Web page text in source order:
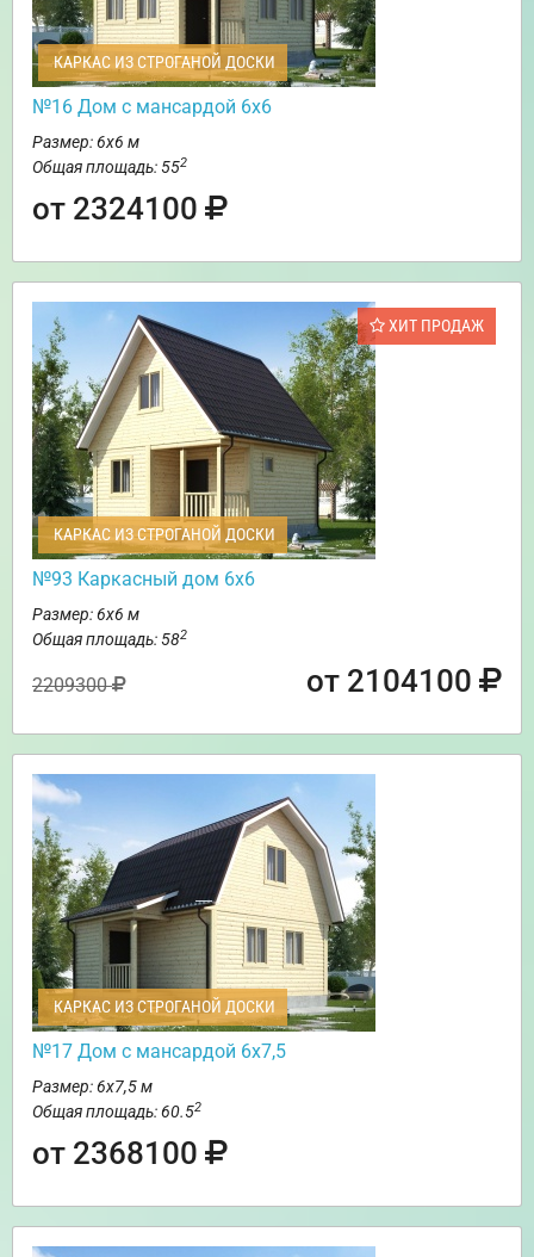
КАРКАС ИЗ СТРОГАНОЙ ДОСКИ
№16 Дом с мансардой 6х6
Размер: 6х6 м
Общая площадь: 552
от 2324100
ХИТ ПРОДАЖ
КАРКАС ИЗ СТРОГАНОЙ ДОСКИ
№93 Каркасный дом 6х6
Размер: 6х6 м
Общая площадь: 582
2209300 от 2104100
КАРКАС ИЗ СТРОГАНОЙ ДОСКИ
№17 Дом с мансардой 6х7,5
Размер: 6х7,5 м
Общая площадь: 60.52
от 2368100